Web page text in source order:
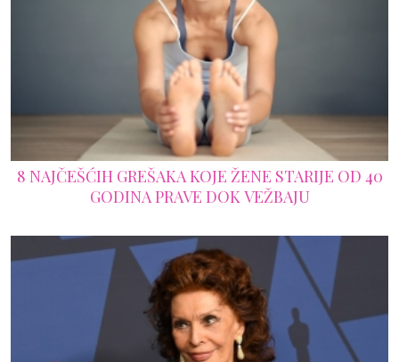
8 NAJČEŠĆIH GREŠAKA KOJE ŽENE STARIJE OD 40
GODINA PRAVE DOK VEŽBAJU